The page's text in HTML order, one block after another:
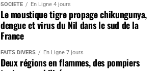
SOCIÉTÉ En Ligne 4 jours
Le moustique tigre propage chikungunya,
dengue et virus du Nil dans le sud de la
France
FAITS DIVERS En Ligne 7 jours
Deux régions en flammes, des pompiers